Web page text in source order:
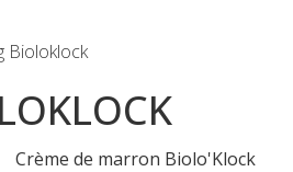
Bioloklock
Crème de marron Biolo'Klock